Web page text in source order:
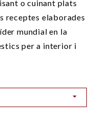
o cuinant plats
receptes elaborades
mundial en la
per a interior i
